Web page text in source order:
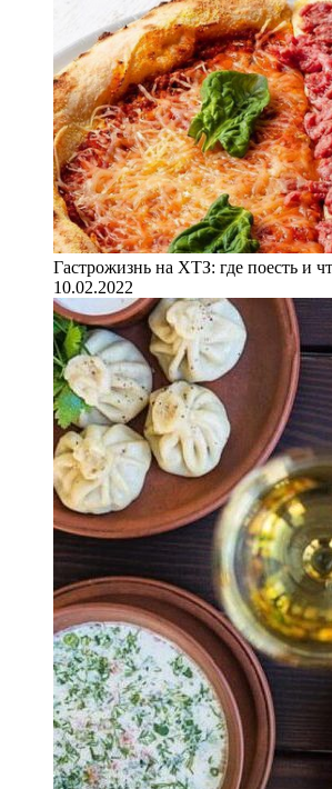
Гастрожизнь на ХТЗ: где поесть и
10.02.2022